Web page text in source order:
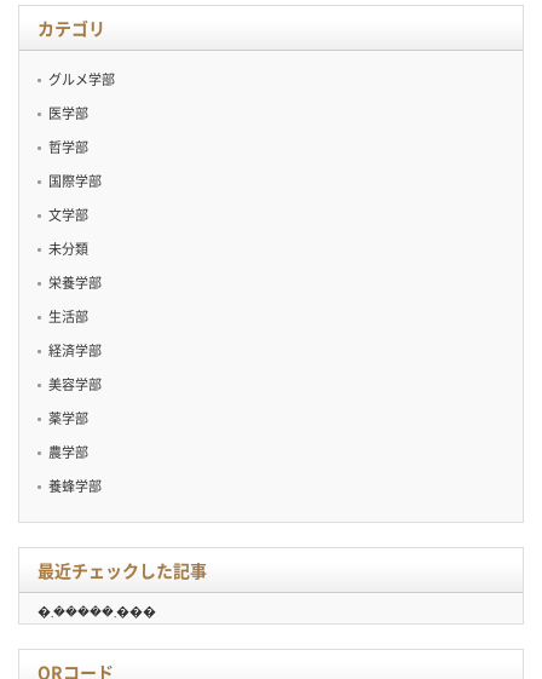
カテゴリ
グルメ学部
医学部
哲学部
国際学部
文学部
未分類
栄養学部
生活部
経済学部
美容学部
薬学部
農学部
養蜂学部
最近チェックした記事
�܂�����܂���
QRコード